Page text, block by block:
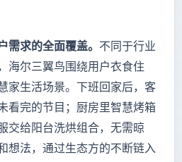
需求的全面覆盖。 不同于行业
海尔三翼鸟围绕用户衣食住
家生活场景。下班回家后，客
看完的节目；厨房里智慧烤箱
交给阳台洗烘组合，无需晾
法，通过生态方的不断链入